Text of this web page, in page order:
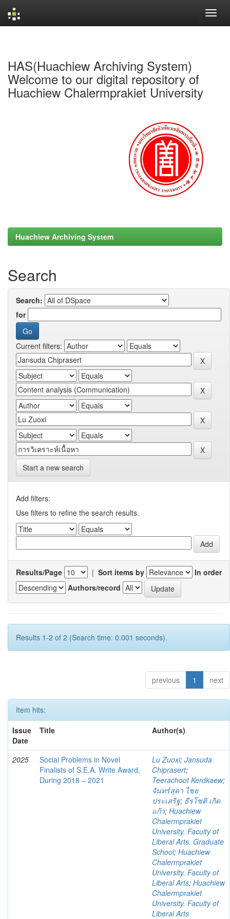
HAS(Huachiew Archiving System)
Welcome to our digital repository of
Huachiew Chalermprakiet University
Huachiew Archiving System
Search
Search:
for
Current filters:
Start a new search
Add filters:
Use filters to refine the search results.
Results/Page | Sort items by
In order
Authors/record
Results 1-2 of 2 (Search time: 0.001 seconds).
previous 1 next
Item hits:
Issue
Date
Title Author(s)
2025
Social Problems in Novel
Finalists of S.E.A. Write Award,
During 2018 – 2021
Lu Zuoxi; Jansuda
Chiprasert;
Teerachoot Kerdkaew;
จันทร์สุดา ไชย
ประเสริฐ; ธีรโชติ เกิด
แก้ว; Huachiew
Chalermprakiet
University. Faculty of
Liberal Arts. Graduate
School; Huachiew
Chalermprakiet
University. Faculty of
Liberal Arts; Huachiew
Chalermprakiet
University. Faculty of
Liberal Arts